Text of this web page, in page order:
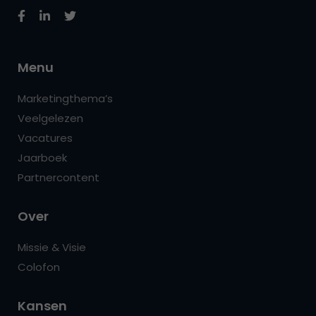
Menu
Marketingthema’s
Veelgelezen
Vacatures
Jaarboek
Partnercontent
Over
Missie & Visie
Colofon
Kansen